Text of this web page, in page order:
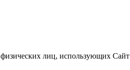
лиц, использующих Сайт